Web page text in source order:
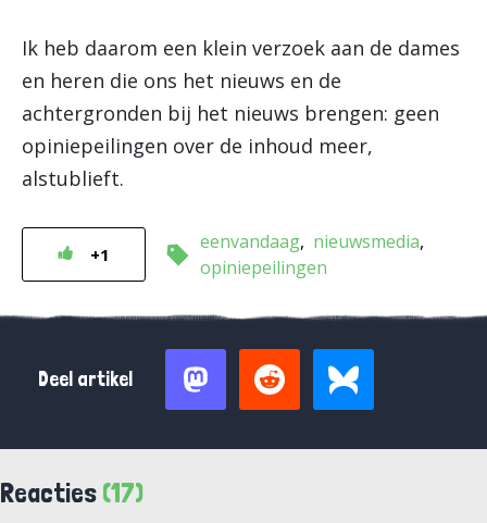
Ik heb daarom een klein verzoek aan de dames
en heren die ons het nieuws en de
achtergronden bij het nieuws brengen: geen
opiniepeilingen over de inhoud meer,
alstublieft.
+1
eenvandaag nieuwsmedia
opiniepeilingen
Deel artikel
Reacties (17)